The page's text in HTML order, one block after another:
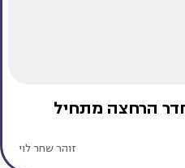
הרחצה מתחיל
זוהר שחר לוי